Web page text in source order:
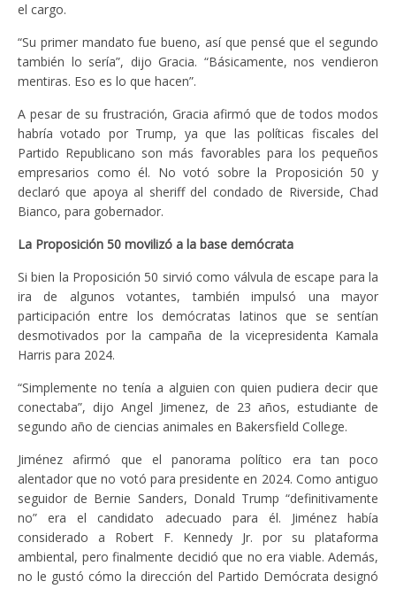
el cargo.
“Su primer mandato fue bueno, así que pensé que el segundo
también lo sería”, dijo Gracia. “Básicamente, nos vendieron
mentiras. Eso es lo que hacen”.
A pesar de su frustración, Gracia afirmó que de todos modos
habría votado por Trump, ya que las políticas fiscales del
Partido Republicano son más favorables para los pequeños
empresarios como él. No votó sobre la Proposición 50 y
declaró que apoya al sheriff del condado de Riverside, Chad
Bianco, para gobernador.
La Proposición 50 movilizó a la base demócrata
Si bien la Proposición 50 sirvió como válvula de escape para la
ira de algunos votantes, también impulsó una mayor
participación entre los demócratas latinos que se sentían
desmotivados por la campaña de la vicepresidenta Kamala
Harris para 2024.
“Simplemente no tenía a alguien con quien pudiera decir que
conectaba”, dijo Angel Jimenez, de 23 años, estudiante de
segundo año de ciencias animales en Bakersfield College.
Jiménez afirmó que el panorama político era tan poco
alentador que no votó para presidente en 2024. Como antiguo
seguidor de Bernie Sanders, Donald Trump “definitivamente
no” era el candidato adecuado para él. Jiménez había
considerado a Robert F. Kennedy Jr. por su plataforma
ambiental, pero finalmente decidió que no era viable. Además,
no le gustó cómo la dirección del Partido Demócrata designó